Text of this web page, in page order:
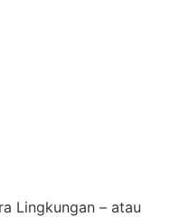
Lingkungan – atau